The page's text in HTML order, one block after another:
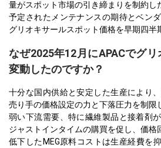
量がスポット市場の引き締まりを制約し
予定されたメンテナンスの期待とベン
グリオキサールスポット価格を早期四半
なぜ2025年12月にAPACでグ
変動したのですか？
十分な国内供給と安定した生産により
売り手の価格設定の力と下落圧力を制限
弱い下流需要、特に繊維製品と接着剤
ジャストインタイムの購買を促し、価格
低下したMEG原料コストは生産経費を